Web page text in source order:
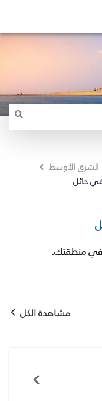
الشرق الأوسط
حائل
في منطقتك.
مشاهدة الكل